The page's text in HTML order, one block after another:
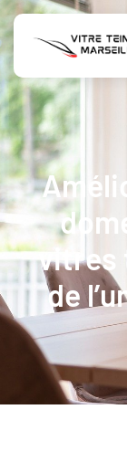
vitres
de